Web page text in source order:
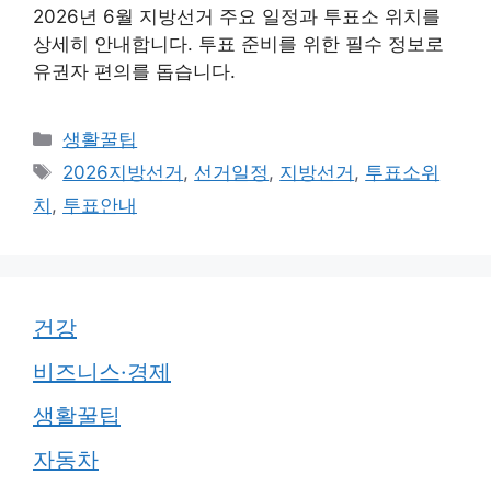
2026년 6월 지방선거 주요 일정과 투표소 위치를
상세히 안내합니다. 투표 준비를 위한 필수 정보로
유권자 편의를 돕습니다.
카
테
리
생활꿀팁
태
그
2026지방선거 , 선거일정, 지방선거 , 투표소위
치 , 투표안내
건강
비즈니스·경제
생활꿀팁
자동차